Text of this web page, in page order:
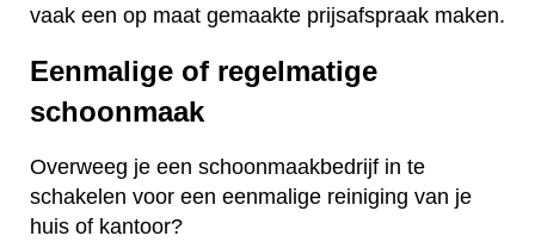
vaak een op maat gemaakte prijsafspraak maken.
Eenmalige of regelmatige
schoonmaak
Overweeg je een schoonmaakbedrijf in te
schakelen voor een eenmalige reiniging van je
huis of kantoor?